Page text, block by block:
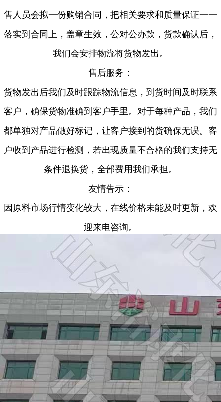
售人员会拟一份购销合同，把相关要求和质量保证一一
落实到合同上，盖章生效，公对公办款，货款确认后，
我们会安排物流将货物发出。
售后服务：
货物发出后我们及时跟踪物流信息，到货时间及时联系
客户，确保货物准确到客户手里。对于每种产品，我们
都单独对产品做好标记，让客户接到的货确保无误。客
户收到产品进行检测，若出现质量不合格的我们支持无
条件退换货，全部费用我们承担。
友情告示：
因原料市场行情变化较大，在线价格未能及时更新，欢
迎来电咨询。